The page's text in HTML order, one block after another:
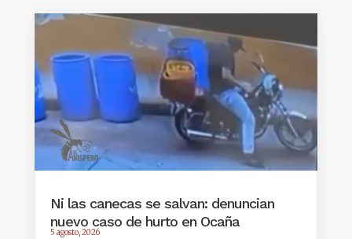
Ni las canecas se salvan: denuncian
nuevo caso de hurto en Ocaña
5 agosto, 2026